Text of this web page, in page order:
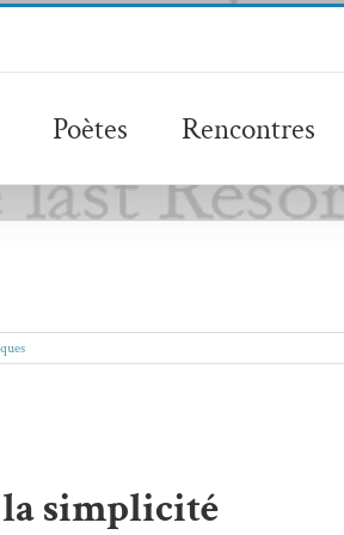
Poètes Rencontres
la simplicité